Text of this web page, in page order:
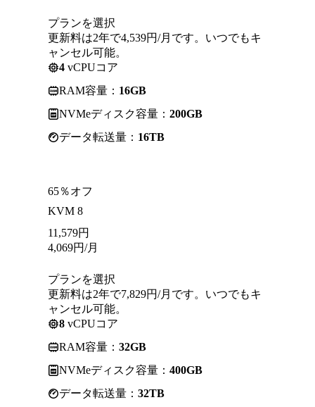
プランを選択
更新料は2年で4,539円/月です。いつでもキ
ャンセル可能。
4 vCPUコア
RAM容量： 16GB
NVMeディスク容量： 200GB
データ転送量： 16TB
65％オフ
KVM 8
11,579円
4,069円/月
プランを選択
更新料は2年で7,829円/月です。いつでもキ
ャンセル可能。
8 vCPUコア
RAM容量： 32GB
NVMeディスク容量： 400GB
データ転送量： 32TB